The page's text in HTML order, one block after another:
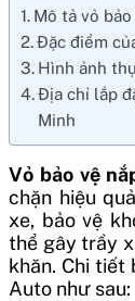
Mô tả vỏ
Đặc điểm
Hình ảnh
Địa chỉ lắp
Minh
Vỏ bảo vệ
chặn hiệu
xe, bảo vệ
thể gây trầy
khăn. Chi tiết
Auto như sau: